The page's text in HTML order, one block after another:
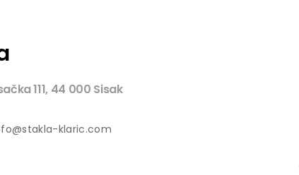
111, 44 000 Sisak
klaric.com